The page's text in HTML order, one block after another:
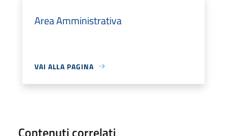
Area Amministrativa
VAI ALLA PAGINA
Contenuti correlati